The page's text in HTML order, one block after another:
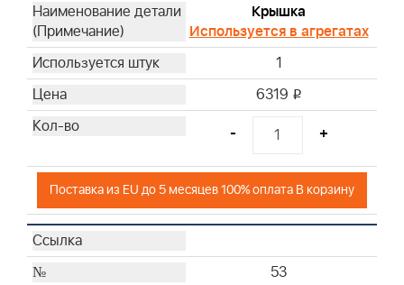
Крышка
Используется в агрегатах
1
6319 i
- +
Поставка из EU до 5 месяцев 100% оплата В корзину
53